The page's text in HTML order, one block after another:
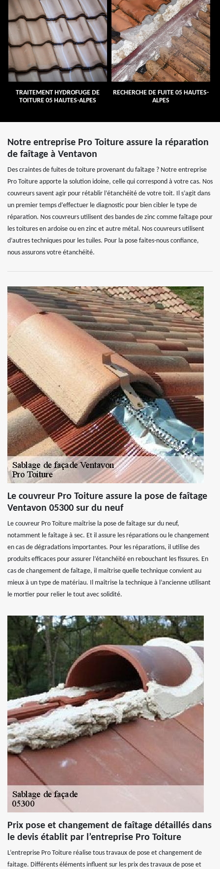
TRAITEMENT HYDROFUGE DE
TOITURE 05 HAUTES-ALPES
RECHERCHE DE FUITE 05 HAUTES-
ALPES
Notre entreprise Pro Toiture assure la réparation
de faîtage à Ventavon
Des craintes de fuites de toiture provenant du faîtage ? Notre entreprise
Pro Toiture apporte la solution idoine, celle qui correspond à votre cas. Nos
couvreurs savent agir pour rétablir l’étanchéité de votre toit. Il s’agit dans
un premier temps d’effectuer le diagnostic pour bien cibler le type de
réparation. Nos couvreurs utilisent des bandes de zinc comme faîtage pour
les toitures en ardoise ou en zinc et autre métal. Nos couvreurs utilisent
d’autres techniques pour les tuiles. Pour la pose faites-nous confiance,
nous assurons votre étanchéité.
Le couvreur Pro Toiture assure la pose de faîtage
Ventavon 05300 sur du neuf
Le couvreur Pro Toiture maîtrise la pose de faîtage sur du neuf,
notamment le faîtage à sec. Et il assure les réparations ou le changement
en cas de dégradations importantes. Pour les réparations, il utilise des
produits efficaces pour assurer l’étanchéité en rebouchant les fissures. En
cas de changement de faîtage, il maîtrise quelle technique convient au
mieux à un type de matériau. Il maîtrise la technique à l’ancienne utilisant
le mortier pour relier le tout avec solidité.
Prix pose et changement de faîtage détaillés dans
le devis établit par l’entreprise Pro Toiture
L’entreprise Pro Toiture réalise tous travaux de pose et changement de
faitage. Différents éléments influent sur les prix des travaux de pose et